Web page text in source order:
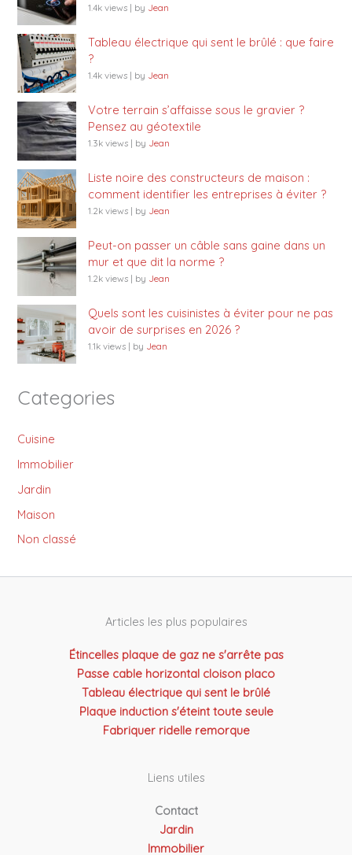
1.4k views | by Jean
Tableau électrique qui sent le brûlé : que faire
?
1.4k views | by Jean
Votre terrain s’affaisse sous le gravier ?
Pensez au géotextile
1.3k views | by Jean
Liste noire des constructeurs de maison :
comment identifier les entreprises à éviter ?
1.2k views | by Jean
Peut-on passer un câble sans gaine dans un
mur et que dit la norme ?
1.2k views | by Jean
Quels sont les cuisinistes à éviter pour ne pas
avoir de surprises en 2026 ?
1.1k views | by Jean
Categories
Cuisine
Immobilier
Jardin
Maison
Non classé
Articles les plus populaires
Étincelles plaque de gaz ne s'arrête pas
Passe cable horizontal cloison placo
Tableau électrique qui sent le brûlé
Plaque induction s'éteint toute seule
Fabriquer ridelle remorque
Liens utiles
Contact
Jardin
Immobilier